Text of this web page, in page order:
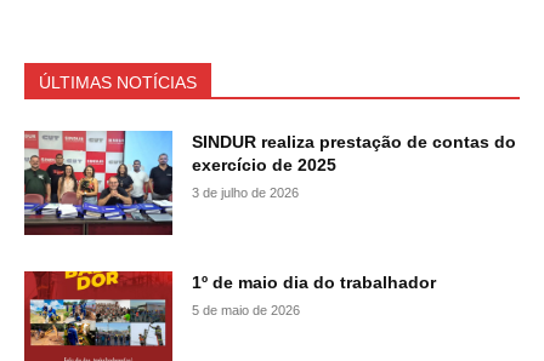
ÚLTIMAS NOTÍCIAS
SINDUR realiza prestação de contas do
exercício de 2025
3 de julho de 2026
1º de maio dia do trabalhador
5 de maio de 2026